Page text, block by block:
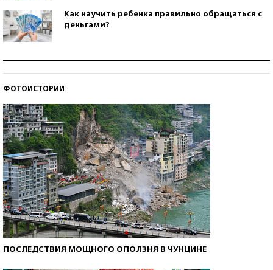
Как научить ребенка правильно обращаться с
деньгами?
ФОТОИСТОРИИ
ПОСЛЕДСТВИЯ МОЩНОГО ОПОЛЗНЯ В ЧУНЦИНЕ